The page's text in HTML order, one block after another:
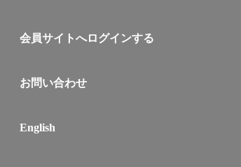
会員サイトへログインする
お問い合わせ
English